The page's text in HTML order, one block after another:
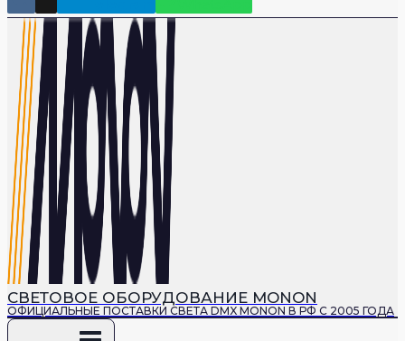
СВЕТОВОЕ ОБОРУДОВАНИЕ MONON
ОФИЦИАЛЬНЫЕ ПОСТАВКИ СВЕТА DMX MONON В РФ С 2005 ГОДА